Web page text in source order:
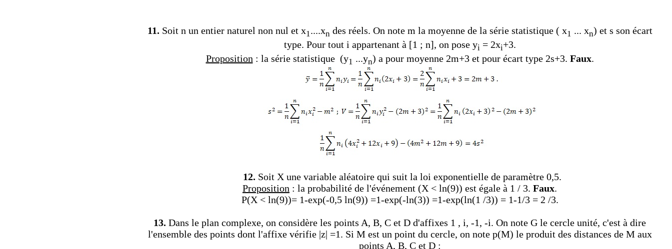
11. Soit n un entier naturel non nul et x1....xn des réels. On note m la moyenne de la série statistique ( x1 ... xn) et s son écart
type. Pour tout i appartenant à [1 ; n], on pose yi = 2xi+3.
Proposition : la série statistique (y1 ...yn) a pour moyenne 2m+3 et pour écart type 2s+3. Faux.
12. Soit X une variable aléatoire qui suit la loi exponentielle de paramètre 0,5.
Proposition : la probabilité de l'événement (X < ln(9)) est égale à 1 / 3. Faux.
P(X < ln(9))= 1-exp(-0,5 ln(9)) =1-exp(-ln(3)) =1-exp(ln(1 /3)) = 1-1/3 = 2 /3.
13. Dans le plan complexe, on considère les points A, B, C et D d'affixes 1 , i, -1, -i. On note G le cercle unité, c'est à dire
l'ensemble des points dont l'affixe vérifie |z| =1. Si M est un point du cercle, on note p(M) le produit des distances de M aux
points A, B, C et D :